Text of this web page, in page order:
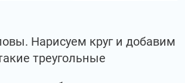
Нарисуем круг и добавим
треугольные